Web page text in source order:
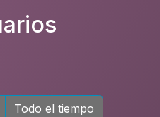
Todo el tiempo